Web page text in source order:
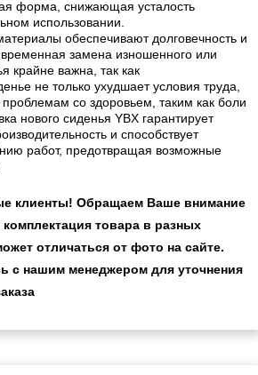
форма, снижающая усталость
использовании.
обеспечивают долговечность и
замена изношенного или
крайне важна, так как
не только ухудшает условия труда,
со здоровьем, таким как боли
нового сиденья YBX гарантирует
и способствует
работ, предотвращая возможные
клиенты! Обращаем Ваше внимание
комплектация товара в разных
отличаться от фото на сайте.
с нашим менеджером для уточнения